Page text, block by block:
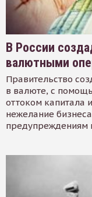
В России
валютными
Правительство
в валюте, с
оттоком капитала
нежелание
предупреждениям